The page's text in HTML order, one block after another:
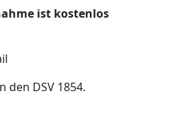
ist kostenlos
den DSV 1854.